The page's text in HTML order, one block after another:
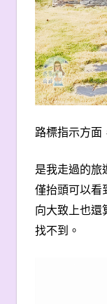
路標指示方面
是我走過的旅
僅抬頭可以看
向大致上也還
找不到。